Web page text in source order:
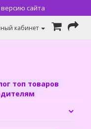
сайта
кабинет
топ товаров